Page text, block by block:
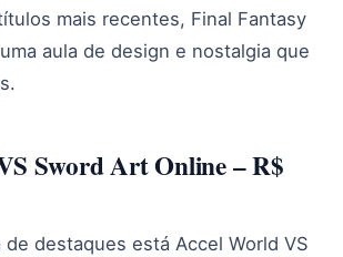
mais recentes, Final Fantasy
aula de design e nostalgia que
Sword Art Online – R$
de destaques está Accel World VS